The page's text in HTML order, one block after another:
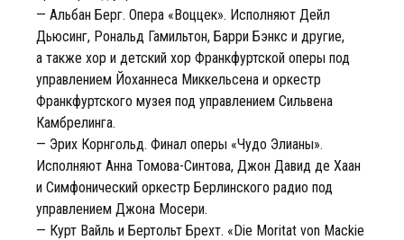
— Альбан Берг. Опера «Воццек». Исполняют Дейл
Дьюсинг, Рональд Гамильтон, Барри Бэнкс и другие,
а также хор и детский хор Франкфуртской оперы под
управлением Йоханнеса Миккельсена и оркестр
Франкфуртского музея под управлением Сильвена
Камбрелинга.
— Эрих Корнгольд. Финал оперы «Чудо Элианы».
Исполняют Анна Томова-Синтова, Джон Давид де Хаан
и Симфонический оркестр Берлинского радио под
управлением Джона Мосери.
— Курт Вайль и Бертольт Брехт. «Die Moritat von Mackie